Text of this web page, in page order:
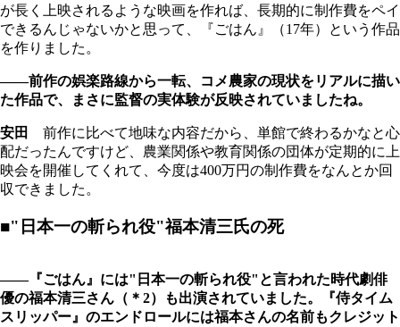
が長く上映されるような映画を作れば、長期的に制作費をペイ
できるんじゃないかと思って、『ごはん』（17年）という作品
を作りました。
――前作の娯楽路線から一転、コメ農家の現状をリアルに描い
た作品で、まさに監督の実体験が反映されていましたね。
安田
前作に比べて地味な内容だから、単館で終わるかなと心
配だったんですけど、農業関係や教育関係の団体が定期的に上
映会を開催してくれて、今度は400万円の制作費をなんとか回
収できました。
■"日本一の斬られ役"福本清三氏の死
――『ごはん』には"日本一の斬られ役"と言われた時代劇俳
優の福本清三さん（＊2）も出演されていました。『侍タイム
スリッパー』のエンドロールには福本さんの名前もクレジット